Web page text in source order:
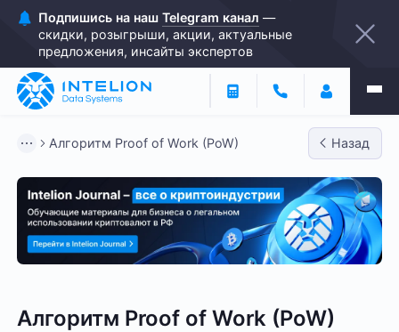
Подпишись на наш Telegram канал —
скидки, розыгрыши, акции, актуальные
предложения, инсайты экспертов
Алгоритм Proof of Work (PoW) Назад
Алгоритм Proof of Work (PoW)